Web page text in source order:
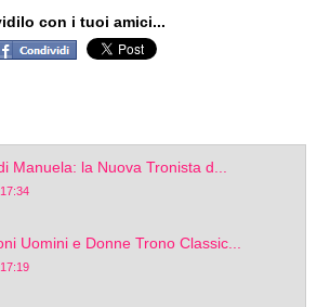
con i tuoi amici...
Manuela: la Nuova Tronista d...
Uomini e Donne Trono Classic...